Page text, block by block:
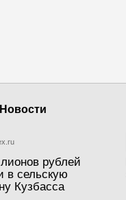
рублей
в сельскую
Кузбасса